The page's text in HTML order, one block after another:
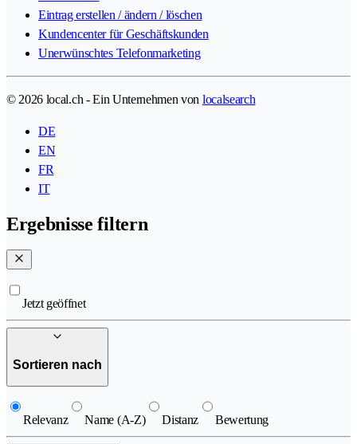
Eintrag erstellen / ändern / löschen
Kundencenter für Geschäftskunden
Unerwünschtes Telefonmarketing
© 2026 local.ch - Ein Unternehmen von localsearch
DE
EN
FR
IT
Ergebnisse filtern
Jetzt geöffnet
Sortieren nach
Relevanz Name (A-Z) Distanz Bewertung